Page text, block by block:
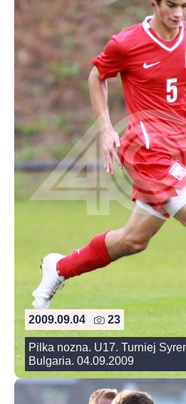
2009.09.04 23
Pilka nozna. U17. Turniej
Bulgaria. 04.09.2009